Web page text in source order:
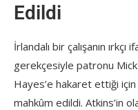
Edildi
İrlandalı bir çalışanın ırkçı
gerekçesiyle patronu
Hayes’e hakaret ettiği
mahkûm edildi. Atkins’in